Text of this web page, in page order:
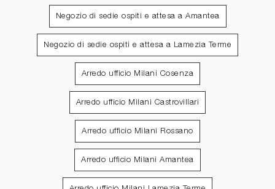
Negozio di sedie ospiti e attesa a Amantea
Negozio di sedie ospiti e attesa a Lamezia Terme
Arredo ufficio Milani Cosenza
Arredo ufficio Milani Castrovillari
Arredo ufficio Milani Rossano
Arredo ufficio Milani Amantea